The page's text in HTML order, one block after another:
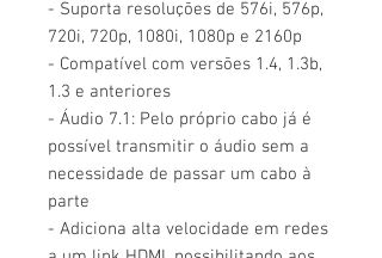
- Suporta resoluções de 576i, 576p,
720i, 720p, 1080i, 1080p e 2160p
- Compatível com versões 1.4, 1.3b,
1.3 e anteriores
- Áudio 7.1: Pelo próprio cabo já é
possível transmitir o áudio sem a
necessidade de passar um cabo à
parte
- Adiciona alta velocidade em redes